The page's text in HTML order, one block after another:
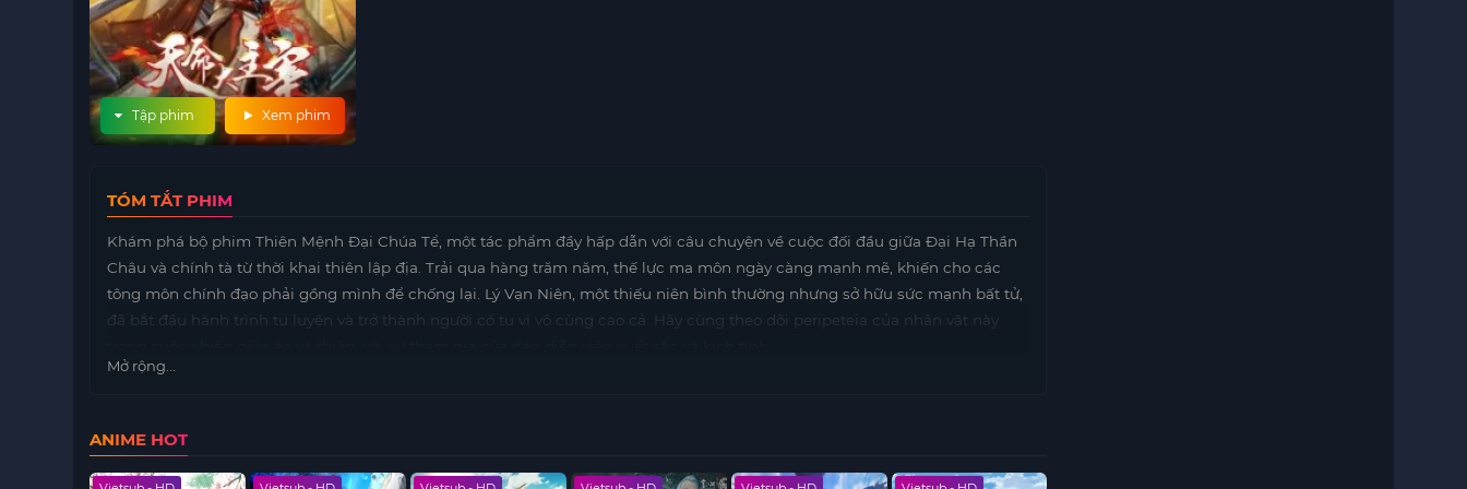
Xem phim
Tập phim
TÓM TẮT PHIM
Khám phá bộ phim Thiên Mệnh Đại Chúa Tể, một tác phẩm đầy hấp dẫn với câu chuyện về cuộc đối đầu giữa Đại Hạ Thần
Châu và chính tà từ thời khai thiên lập địa. Trải qua hàng trăm năm, thế lực ma môn ngày càng mạnh mẽ, khiến cho các
tông môn chính đạo phải gồng mình để chống lại. Lý Vạn Niên, một thiếu niên bình thường nhưng sở hữu sức mạnh bất tử,
đã bắt đầu hành trình tu luyện và trở thành người có tu vi vô cùng cao cả. Hãy cùng theo dõi peripeteia của nhân vật này
Mở rộng...
ANIME HOT